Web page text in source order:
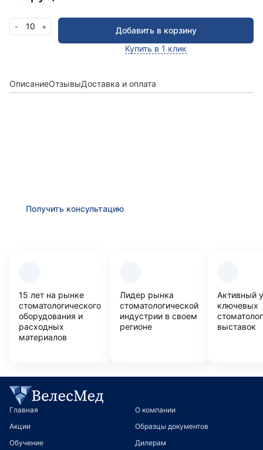
- 10 +
Добавить в корзину
Купить в 1 клик
ОписаниеОтзывыДоставка и оплата
Получить консультацию
15 лет на рынке
стоматологического
оборудования и
расходных
материалов
Лидер рынка
стоматологической
индустрии в своем
регионе
Активный
ключевых
выставок
Главная
О компании
Акции
Образцы документов
Обучение
Дилерам